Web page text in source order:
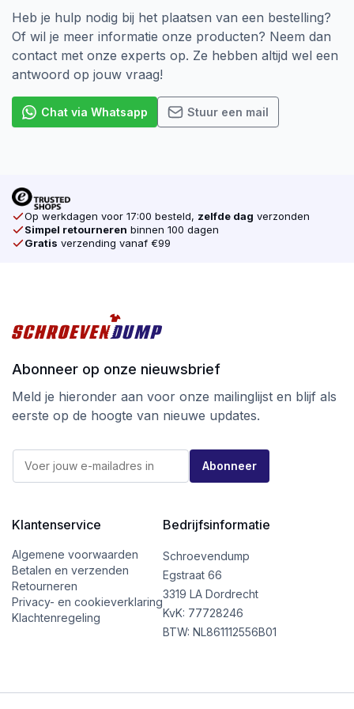
Deeldraad en Voldraad
Deeldraad:ideaal wanneer je twee houten delen
stevig tegen elkaar wilt trekken, bijvoorbeeld bij
het monteren van wanden, plafonds of houten
planken.
Voldraad:schroefdraad tot aan de kop, voor een
Ga voor kwaliteit tegen de beste prijs en bestel
SilverMate Next Generation spaanplaatschroeven
eenvoudig online bijschroevendump.nl
Heb je hulp nodig bij het plaatsen van een bestelling?
Of wil je meer informatie onze producten? Neem dan
contact met onze experts op. Ze hebben altijd wel een
antwoord op jouw vraag!
Chat via Whatsapp Stuur een mail
Op werkdagen voor 17:00 besteld, zelfde dag verzonden
Simpel retourneren binnen 100 dagen
Gratis verzending vanaf €99
Abonneer op onze nieuwsbrief
Meld je hieronder aan voor onze mailinglijst en blijf als
eerste op de hoogte van nieuwe updates.
a
E
m
a
i
l
E
-
E
m
l
Abonneer
Klantenservice
Algemene voorwaarden
Betalen en verzenden
Retourneren
Privacy- en cookieverklaring
Klachtenregeling
Bedrijfsinformatie
Schroevendump
Egstraat 66
3319 LA Dordrecht
KvK: 77728246
BTW: NL861112556B01